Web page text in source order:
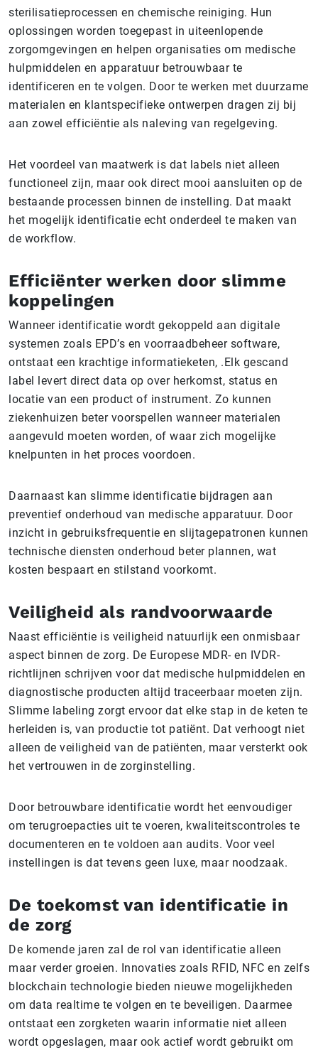
sterilisatieprocessen en chemische reiniging. Hun
oplossingen worden toegepast in uiteenlopende
zorgomgevingen en helpen organisaties om medische
hulpmiddelen en apparatuur betrouwbaar te
identificeren en te volgen. Door te werken met duurzame
materialen en klantspecifieke ontwerpen dragen zij bij
aan zowel efficiëntie als naleving van regelgeving.
Het voordeel van maatwerk is dat labels niet alleen
functioneel zijn, maar ook direct mooi aansluiten op de
bestaande processen binnen de instelling. Dat maakt
het mogelijk identificatie echt onderdeel te maken van
de workflow.
Efficiënter werken door slimme
koppelingen
Wanneer identificatie wordt gekoppeld aan digitale
systemen zoals EPD’s en voorraadbeheer software,
ontstaat een krachtige informatieketen, .Elk gescand
label levert direct data op over herkomst, status en
locatie van een product of instrument. Zo kunnen
ziekenhuizen beter voorspellen wanneer materialen
aangevuld moeten worden, of waar zich mogelijke
knelpunten in het proces voordoen.
Daarnaast kan slimme identificatie bijdragen aan
preventief onderhoud van medische apparatuur. Door
inzicht in gebruiksfrequentie en slijtagepatronen kunnen
technische diensten onderhoud beter plannen, wat
kosten bespaart en stilstand voorkomt.
Veiligheid als randvoorwaarde
Naast efficiëntie is veiligheid natuurlijk een onmisbaar
aspect binnen de zorg. De Europese MDR- en IVDR-
richtlijnen schrijven voor dat medische hulpmiddelen en
diagnostische producten altijd traceerbaar moeten zijn.
Slimme labeling zorgt ervoor dat elke stap in de keten te
herleiden is, van productie tot patiënt. Dat verhoogt niet
alleen de veiligheid van de patiënten, maar versterkt ook
het vertrouwen in de zorginstelling.
Door betrouwbare identificatie wordt het eenvoudiger
om terugroepacties uit te voeren, kwaliteitscontroles te
documenteren en te voldoen aan audits. Voor veel
instellingen is dat tevens geen luxe, maar noodzaak.
De toekomst van identificatie in
de zorg
De komende jaren zal de rol van identificatie alleen
maar verder groeien. Innovaties zoals RFID, NFC en zelfs
blockchain technologie bieden nieuwe mogelijkheden
om data realtime te volgen en te beveiligen. Daarmee
ontstaat een zorgketen waarin informatie niet alleen
wordt opgeslagen, maar ook actief wordt gebruikt om